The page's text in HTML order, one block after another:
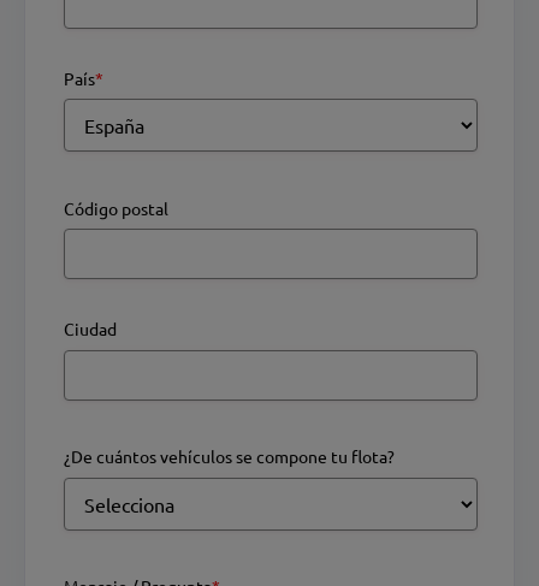
País*
Código postal
Ciudad
¿De cuántos vehículos se compone tu flota?